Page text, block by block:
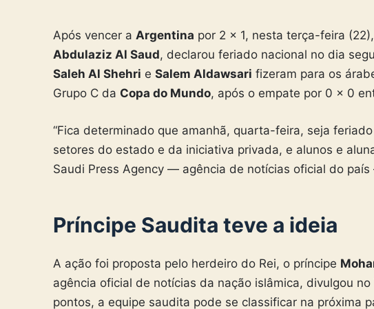
Após vencer a Argentina por 2 x 1, nesta terça-feira
Abdulaziz Al Saud, declarou feriado nacional no dia
Saleh Al Shehri e Salem Aldawsari fizeram para os
Grupo C da Copa do Mundo, após o empate por 0 x 0
“Fica determinado que amanhã, quarta-feira, seja
setores do estado e da iniciativa privada, e alunos e
Saudi Press Agency — agência de notícias oficial do
Príncipe Saudita teve a ideia
A ação foi proposta pelo herdeiro do Rei, o príncipe
agência oficial de notícias da nação islâmica, divulgou
pontos, a equipe saudita pode se classificar na próxima